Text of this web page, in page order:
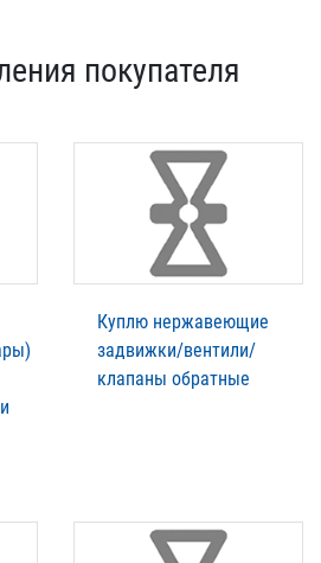
покупателя
Куплю нержавеющие
задвижки/вентили/
клапаны обратные